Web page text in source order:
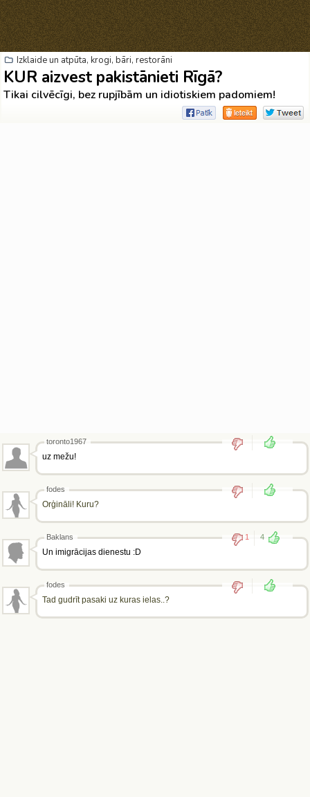
Izklaide un atpūta, krogi, bāri, restorāni
KUR aizvest pakistānieti Rīgā?
Tikai cilvēcīgi, bez rupjībām un idiotiskiem padomiem!
toronto1967
uz mežu!
fodes
Orģināli! Kuru?
Baklans 1 4
Un imigrācijas dienestu :D
fodes
Tad gudrīt pasaki uz kuras ielas..?